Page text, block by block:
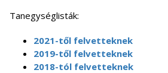
Tanegységlisták:
2021-től felvetteknek
2019-től felvetteknek
2018-tól felvetteknek